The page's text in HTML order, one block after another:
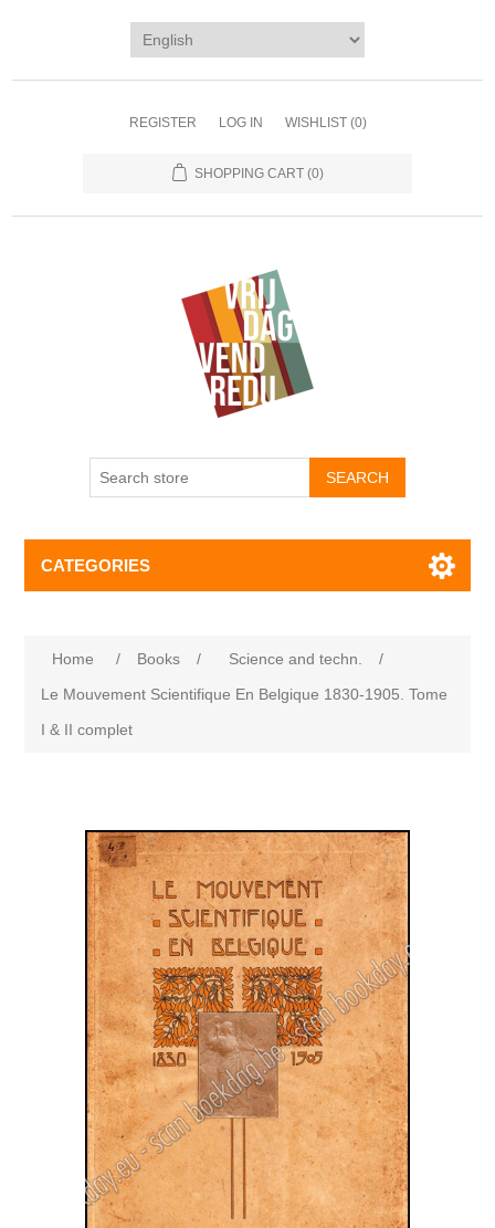
REGISTER LOG IN WISHLIST (0)
SHOPPING CART (0)
CATEGORIES
Home / Books / Science and techn.
/
Le Mouvement Scientifique En Belgique 1830-1905. Tome
I & II complet